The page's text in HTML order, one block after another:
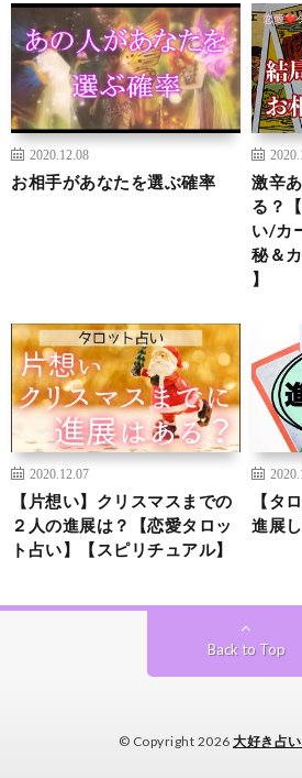
2020.12.08
お相手があなたを選ぶ確率
激辛
る？
い/カ
秘＆
】
2020.12.07
【片想い】クリスマスまでの
２人の進展は？【恋愛タロッ
ト占い】【スピリチュアル】
【タ
進展
Back to Top
© Copyright 2026 大好き占